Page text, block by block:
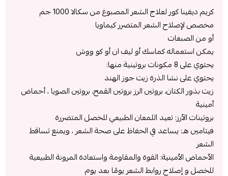
كريم ديفينا كور لعلاج الشعر المصبوغ من سكالا 1000 جم
مخصص لإصلاح الشعر المتضرر كيماويا
أو من الصبغات
يمكن استعماله كماسك أو ليف ان أو كو ووش
يحتوي على 8 مكونات بروتينية منها:
يحتوي على نشا الذرة زيت جوز الهند
زيت بذور الكتان، بروتين الرز بروتين القمح، بروتين الصويا ، أحماض
أمينية
بروتينات الأرز: تعيد اللمعان الطبيعي للخصل المتضررة
فيتامين هـ: يساعد في الحفاظ على صحة الشعر ، ويمنع تساقط
الشعر
الأحماض الأمينية: القوة والمقاومة واستعادة المرونة الطبيعية
للخصل و إصلاح روابط الشعر يومًا بعد يوم